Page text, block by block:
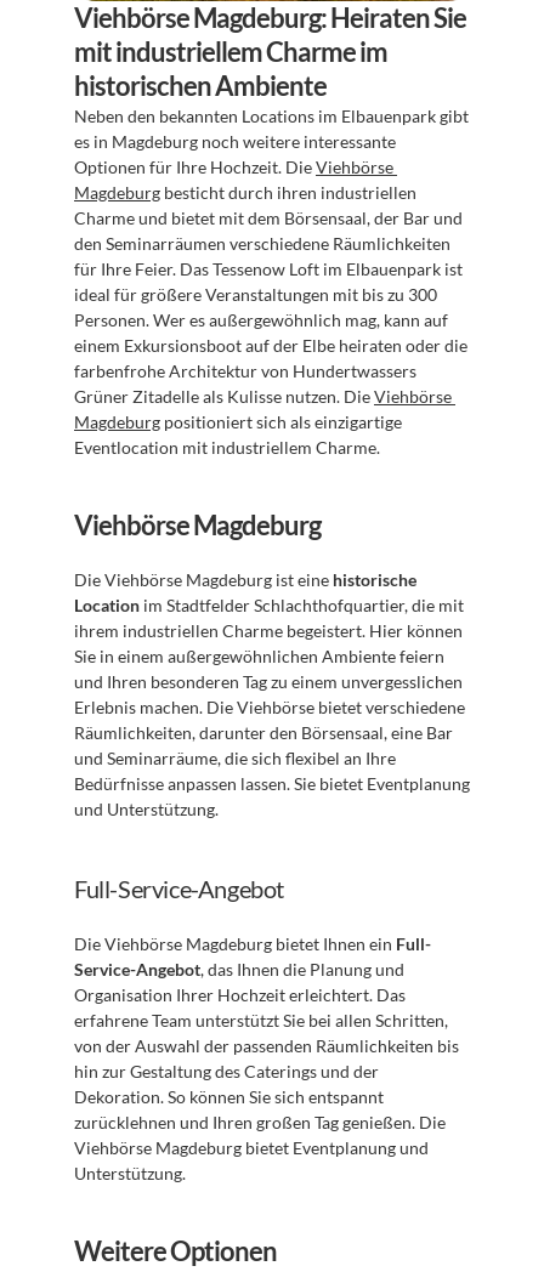
Viehbörse Magdeburg: Heiraten Sie
mit industriellem Charme im
historischen Ambiente
Neben den bekannten Locations im Elbauenpark gibt
es in Magdeburg noch weitere interessante
Optionen für Ihre Hochzeit. Die Viehbörse
Magdeburg besticht durch ihren industriellen
Charme und bietet mit dem Börsensaal, der Bar und
den Seminarräumen verschiedene Räumlichkeiten
für Ihre Feier. Das Tessenow Loft im Elbauenpark ist
ideal für größere Veranstaltungen mit bis zu 300
Personen. Wer es außergewöhnlich mag, kann auf
einem Exkursionsboot auf der Elbe heiraten oder die
farbenfrohe Architektur von Hundertwassers
Grüner Zitadelle als Kulisse nutzen. Die Viehbörse
Magdeburg positioniert sich als einzigartige
Eventlocation mit industriellem Charme.
Viehbörse Magdeburg
Die Viehbörse Magdeburg ist eine historische
Location im Stadtfelder Schlachthofquartier, die mit
ihrem industriellen Charme begeistert. Hier können
Sie in einem außergewöhnlichen Ambiente feiern
und Ihren besonderen Tag zu einem unvergesslichen
Erlebnis machen. Die Viehbörse bietet verschiedene
Räumlichkeiten, darunter den Börsensaal, eine Bar
und Seminarräume, die sich flexibel an Ihre
Bedürfnisse anpassen lassen. Sie bietet Eventplanung
und Unterstützung.
Full-Service-Angebot
Die Viehbörse Magdeburg bietet Ihnen ein Full-
Service-Angebot, das Ihnen die Planung und
Organisation Ihrer Hochzeit erleichtert. Das
erfahrene Team unterstützt Sie bei allen Schritten,
von der Auswahl der passenden Räumlichkeiten bis
hin zur Gestaltung des Caterings und der
Dekoration. So können Sie sich entspannt
zurücklehnen und Ihren großen Tag genießen. Die
Viehbörse Magdeburg bietet Eventplanung und
Unterstützung.
Weitere Optionen